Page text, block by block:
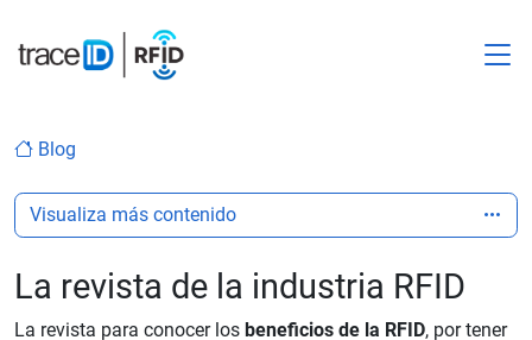
Blog
La revista de la industria RFID
La revista para conocer los beneficios de la RFID, por tener
Visualiza más contenido